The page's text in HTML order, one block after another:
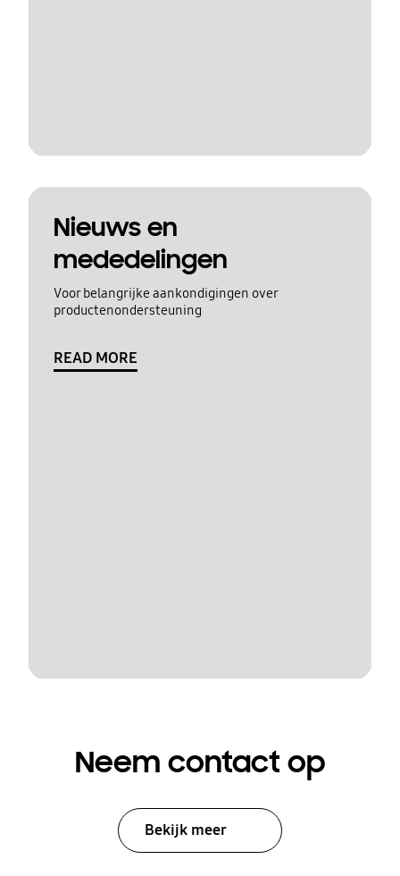
Nieuws en
mededelingen
Voor belangrijke aankondigingen over
productenondersteuning
READ MORE
Neem contact op
Bekijk meer